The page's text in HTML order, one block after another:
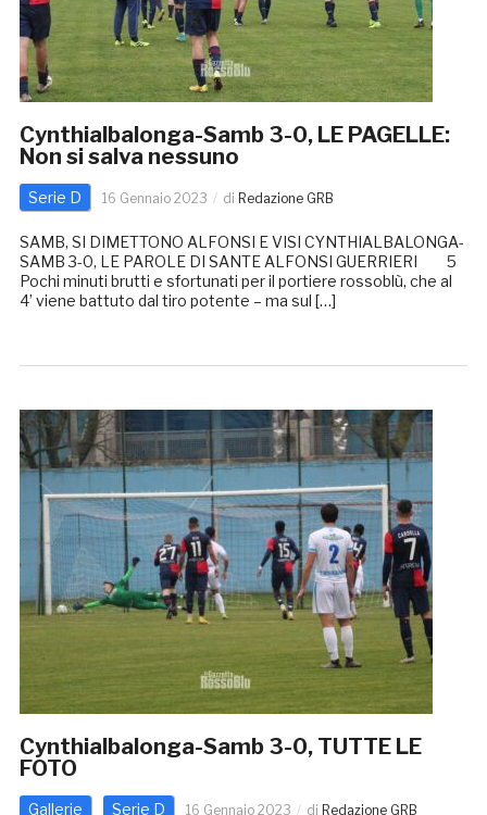
Cynthialbalonga-Samb 3-0, LE PAGELLE:
Non si salva nessuno
Serie D 16 Gennaio 2023 di Redazione GRB
SAMB, SI DIMETTONO ALFONSI E VISI CYNTHIALBALONGA-
SAMB 3-0, LE PAROLE DI SANTE ALFONSI GUERRIERI 5
Pochi minuti brutti e sfortunati per il portiere rossoblù, che al
4’ viene battuto dal tiro potente – ma sul […]
Cynthialbalonga-Samb 3-0, TUTTE LE
FOTO
Gallerie Serie D 16 Gennaio 2023 di Redazione GRB